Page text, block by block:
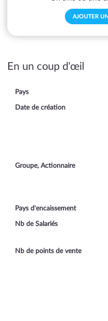
AJOUTER
En un coup d'œil
Pays
Date de création
Groupe, Actionnaire
Pays d'encaissement
Nb de Salariés
Nb de points de vente